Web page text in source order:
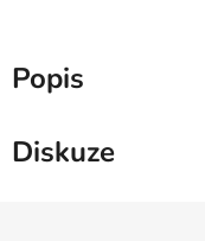
Popis
Diskuze